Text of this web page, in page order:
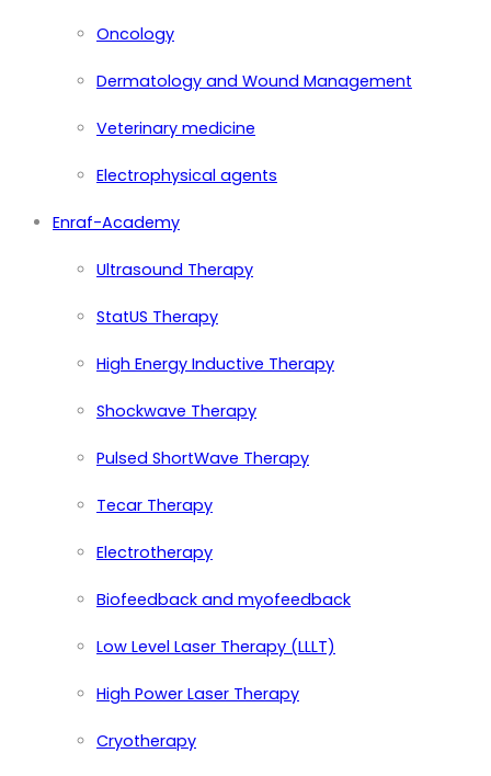
Oncology
Dermatology and Wound Management
Veterinary medicine
Electrophysical agents
Enraf-Academy
Ultrasound Therapy
StatUS Therapy
High Energy Inductive Therapy
Shockwave Therapy
Pulsed ShortWave Therapy
Tecar Therapy
Electrotherapy
Biofeedback and myofeedback
Low Level Laser Therapy (LLLT)
High Power Laser Therapy
Cryotherapy